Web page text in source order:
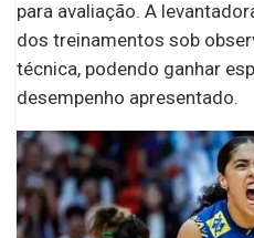
para avaliação. A
dos treinamentos sob
técnica, podendo ganhar
desempenho apresentado.